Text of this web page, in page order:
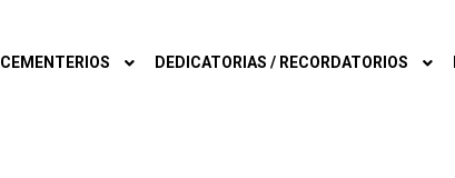
CEMENTERIOS DEDICATORIAS / RECORDATORIOS